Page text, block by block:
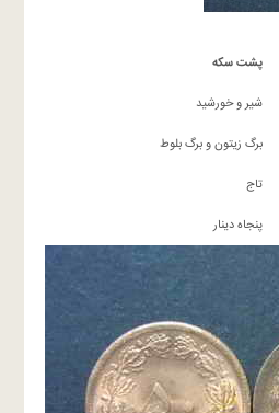
پشت سکه
شیر و خورشید
برگ زیتون و برگ بلوط
تاج
پنجاه دینار